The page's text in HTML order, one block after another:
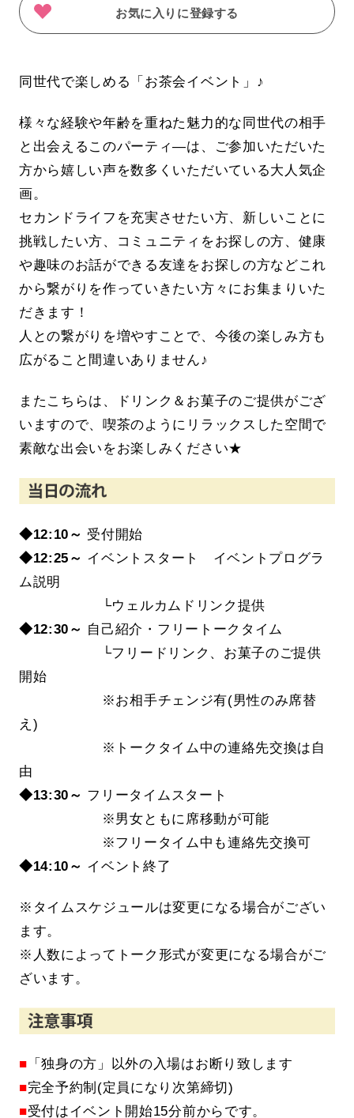
お気に入りに登録する
同世代で楽しめる「お茶会イベント」♪
様々な経験や年齢を重ねた魅力的な同世代の相手
と出会えるこのパーティ―は、ご参加いただいた
方から嬉しい声を数多くいただいている大人気企
画。
セカンドライフを充実させたい方、新しいことに
挑戦したい方、コミュニティをお探しの方、健康
や趣味のお話ができる友達をお探しの方などこれ
から繋がりを作っていきたい方々にお集まりいた
だきます！
人との繋がりを増やすことで、今後の楽しみ方も
広がること間違いありません♪
またこちらは、ドリンク＆お菓子のご提供がござ
いますので、喫茶のようにリラックスした空間で
素敵な出会いをお楽しみください★
◆12:10～ 受付開始
◆12:25～ イベントスタート イベントプログラ
ム説明
└ウェルカムドリンク提供
◆12:30～ 自己紹介・フリートークタイム
└フリードリンク、お菓子のご提供
開始
※お相手チェンジ有(男性のみ席替
え )
※ トークタイム中の連絡先交換は自
由
◆13:30～ フリータイムスタート
※男女ともに席移動が可能
※フリータイム中も連絡先交換可
◆14:10～ イベント終了
※タイムスケジュールは変更になる場合がござい
ます。
※人数によってトーク形式が変更になる場合がご
ざいます。
■ 「独身の方」以外の入場はお断り致します
■完全予約制(定員になり次第締切)
■受付はイベント開始15分前からです。